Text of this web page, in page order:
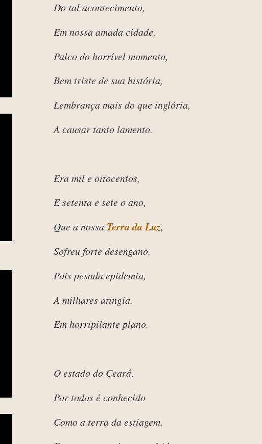
Do tal acontecimento,
Em nossa amada cidade,
Palco do horrível momento,
Bem triste de sua história,
Lembrança mais do que inglória,
A causar tanto lamento.
Era mil e oitocentos,
E setenta e sete o ano,
Que a nossa Terra da Luz,
Sofreu forte desengano,
Pois pesada epidemia,
A milhares atingia,
Em horripilante plano.
O estado do Ceará,
Por todos é conhecido
Como a terra da estiagem,